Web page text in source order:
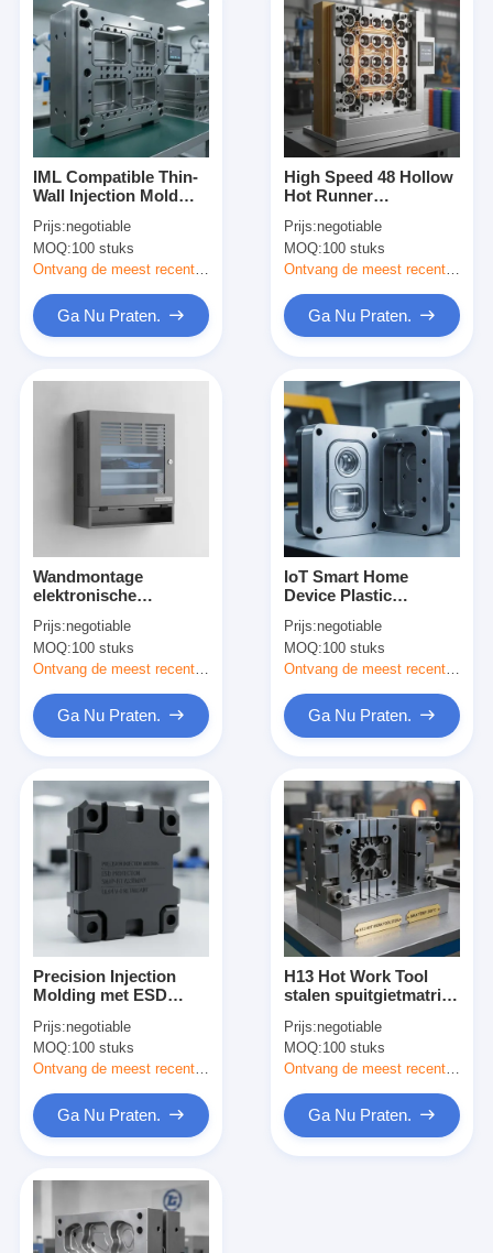
Producten
Video's
Ongeveer ons
Fabrieksreis
Gevallen
Ga Nu Praten.
Injectie het Vormen de Diensten
De plastic Injectie het Vormen Dienst
Het dubbele Geschotene Injectie Vormen
Het enige Geschotene Injectie Vormen
Overmoldingsinjectie het Vormen
oem injectie het vormen
Elektronikainjectie het Vormen
Siliconeinjectie het Vormen
IML Compatible Thin-
Wall Injection Mold
voedselverpakkingen
met 4-6 seconden
cyclus en 0,4-0,8 mm
Prijs:negotiable
MOQ:100 stuks
Ontvang de meest recente Prijs
Ga Nu Praten.
High Speed 48 Hollow
Hot Runner
Injectievorm met 5-8
seconden cyclustijd
voor drank sluitingen
Prijs:negotiable
MOQ:100 stuks
Ontvang de meest recente Prijs
Ga Nu Praten.
Wandmontage
elektronische
kabelbeheer en
ventilatieontwerp
Prijs:negotiable
MOQ:100 stuks
Ontvang de meest recente Prijs
Ga Nu Praten.
IoT Smart Home
Device Plastic
Mold met IP67
waterdichte LED-
lichtgids en
Prijs:negotiable
MOQ:100 stuks
Ontvang de meest recente Prijs
Ga Nu Praten.
Precision Injection
Molding met ESD
Assembly en UL94 V0
Flame Retardant
Prijs:negotiable
MOQ:100 stuks
Ontvang de meest recente Prijs
Ga Nu Praten.
H13 Hot Work Tool
stalen spuitgietmatrijs
technische
kunststoffen op hoge
temperatuur tot 200°C
Prijs:negotiable
MOQ:100 stuks
Ontvang de meest recente Prijs
Ga Nu Praten.